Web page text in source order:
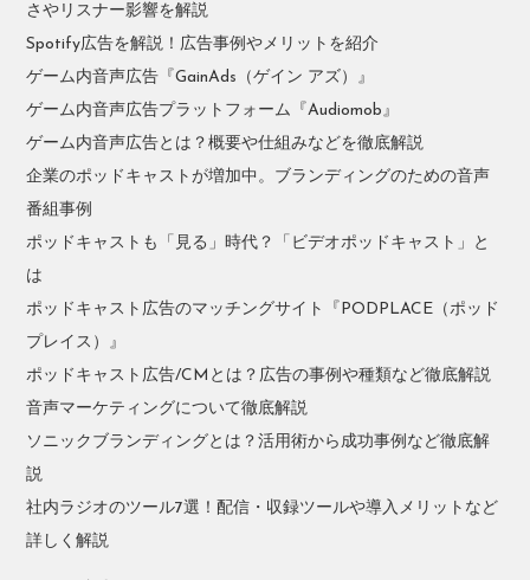
さやリスナー影響を解説
Spotify広告を解説！広告事例やメリットを紹介
ゲーム内音声広告『GainAds（ゲイン アズ）』
ゲーム内音声広告プラットフォーム『Audiomob』
ゲーム内音声広告とは？概要や仕組みなどを徹底解説
企業のポッドキャストが増加中。ブランディングのための音声
番組事例
ポッドキャストも「見る」時代？「ビデオポッドキャスト」と
は
ポッドキャスト広告のマッチングサイト『PODPLACE（ポッド
プレイス）』
ポッドキャスト広告/CMとは？広告の事例や種類など徹底解説
音声マーケティングについて徹底解説
ソニックブランディングとは？活用術から成功事例など徹底解
説
社内ラジオのツール7選！配信・収録ツールや導入メリットなど
詳しく解説